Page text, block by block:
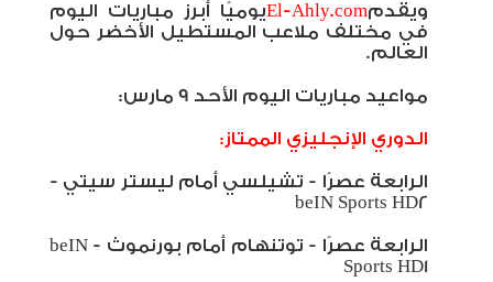
ويقدمEl-Ahly.comيوميًا أبرز مباريات اليوم
في مختلف ملاعب المستطيل الأخضر حول
العالم.
مواعيد مباريات اليوم الأحد 9 مارس:
الدوري الإنجليزي الممتاز:
الرابعة عصرًا - تشيلسي أمام ليستر سيتي -
beIN Sports HD2
الرابعة عصرًا - توتنهام أمام بورنموث - beIN
Sports HD1